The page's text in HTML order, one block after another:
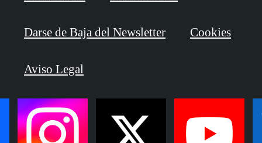
Darse de Baja del Newsletter Cookies
Aviso Legal